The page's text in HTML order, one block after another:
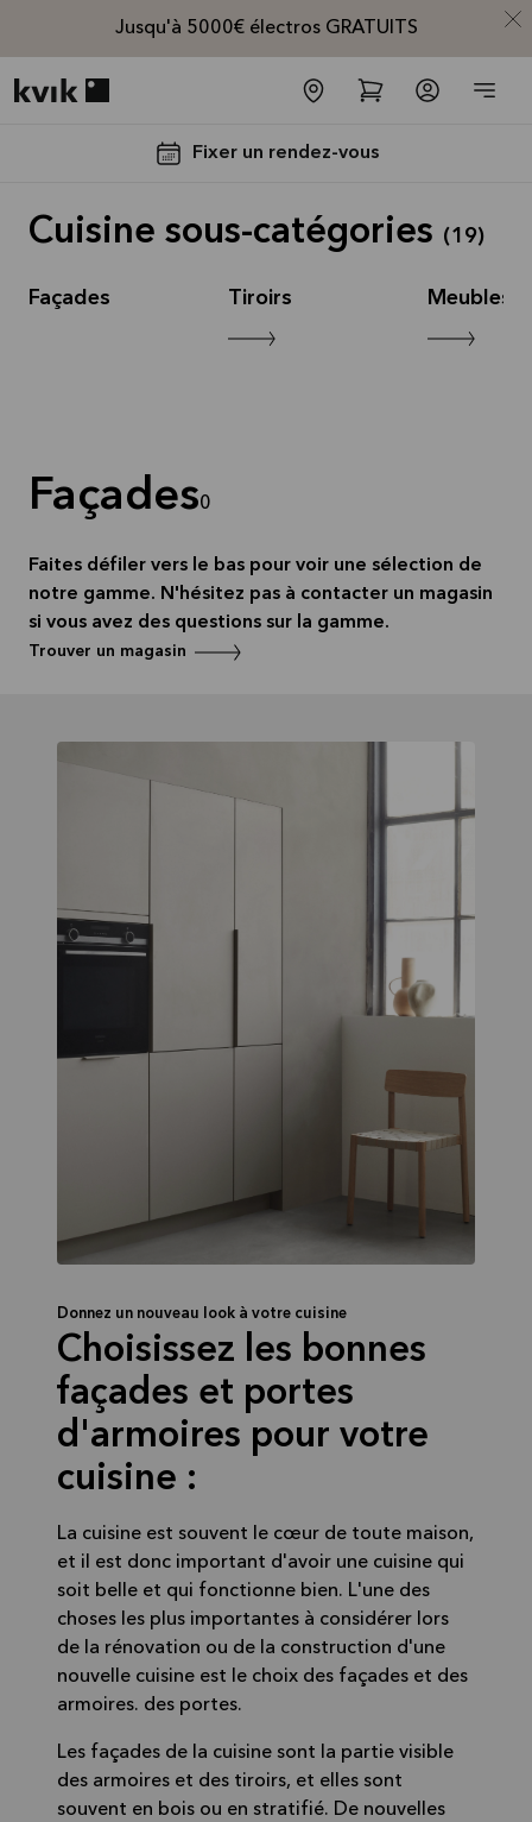
Jusqu'à 5000€ électros GRATUITS
Fixer un rendez-vous
suite
Cuisine sous-catégories (19)
Façades Tiroirs Meubles
Façades0
Faites défiler vers le bas pour voir une sélection de
notre gamme. N'hésitez pas à contacter un magasin
si vous avez des questions sur la gamme.
Trouver un magasin
Donnez un nouveau look à votre cuisine
Choisissez les bonnes
façades et portes
d'armoires pour votre
cuisine :
La cuisine est souvent le cœur de toute maison,
et il est donc important d'avoir une cuisine qui
soit belle et qui fonctionne bien. L'une des
choses les plus importantes à considérer lors
de la rénovation ou de la construction d'une
nouvelle cuisine est le choix des façades et des
armoires. des portes.
Les façades de la cuisine sont la partie visible
des armoires et des tiroirs, et elles sont
souvent en bois ou en stratifié. De nouvelles